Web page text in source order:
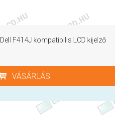
Dell F414J kompatibilis LCD kijelző
VÁSÁRLÁS